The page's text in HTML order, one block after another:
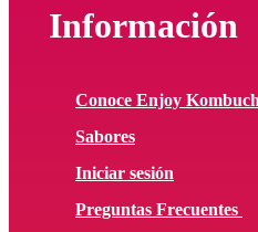
Información
Conoce Enjoy
Sabores
Iniciar sesión
Preguntas Frecuentes